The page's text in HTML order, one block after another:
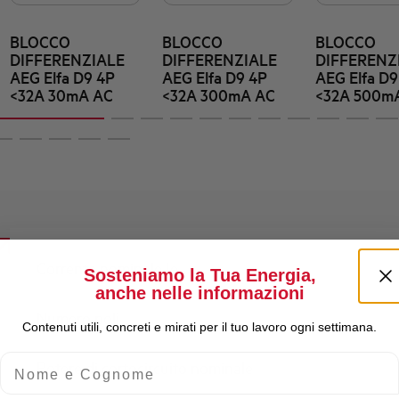
BLOCCO
DIFFERENZIALE
AEG Elfa D9 4P
<32A 30mA AC
BLOCCO
DIFFERENZIALE
AEG Elfa D9 4P
<32A 300mA AC
BLOCCO
AEG Elfa
<32A
Corrente nominale Ie
Numero poli
Potere di cortocircuito nominale
Sosteniamo la Tua Energia,
anche nelle informazioni
Contenuti utili, concreti e mirati per il tuo lavoro ogni settimana.